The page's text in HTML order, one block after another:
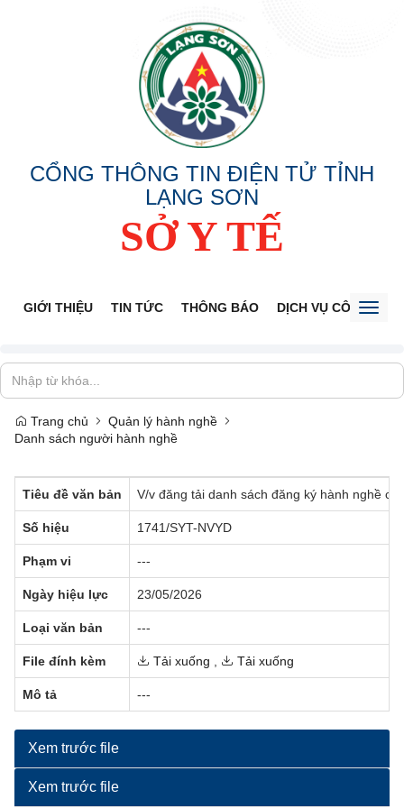
CỔNG THÔNG TIN ĐIỆN TỬ TỈNH
LẠNG SƠN
SỞ Y TẾ
GIỚI THIỆU TIN TỨC THÔNG BÁO DỊCH VỤ CÔNG
Trang chủ
Quản lý hành nghề
Danh sách người hành nghề
Tiêu đề văn bản V/v đăng tải danh sách đăng ký hành nghề
Số hiệu 1741/SYT-NVYD
Phạm vi ---
Ngày hiệu lực 23/05/2026
Loại văn bản ---
File đính kèm Tải xuống Tải xuống
Mô tả ---
Xem trước file
Xem trước file